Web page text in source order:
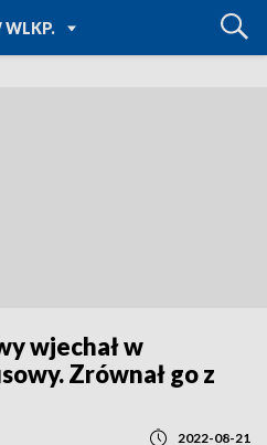
WLKP.
TVP REGIONY
wjechał w
Zrównał go z
2022-08-21